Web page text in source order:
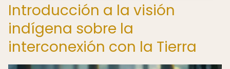
Introducción a la visión
indígena sobre la
interconexión con la Tierra